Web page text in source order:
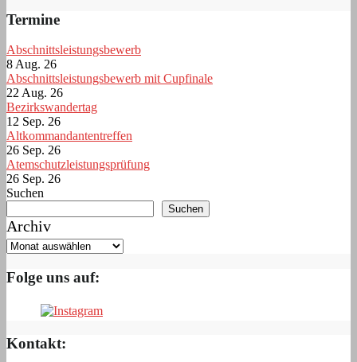
Termine
Abschnittsleistungsbewerb
8 Aug. 26
Abschnittsleistungsbewerb mit Cupfinale
22 Aug. 26
Bezirkswandertag
12 Sep. 26
Altkommandantentreffen
26 Sep. 26
Atemschutzleistungsprüfung
26 Sep. 26
Suchen
Suchen
Archiv
Folge uns auf:
Kontakt: